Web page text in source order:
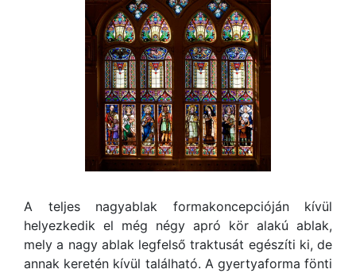
A teljes nagyablak formakoncepcióján kívül
helyezkedik el még négy apró kör alakú ablak,
mely a nagy ablak legfelső traktusát egészíti ki, de
annak keretén kívül található. A gyertyaforma fönti